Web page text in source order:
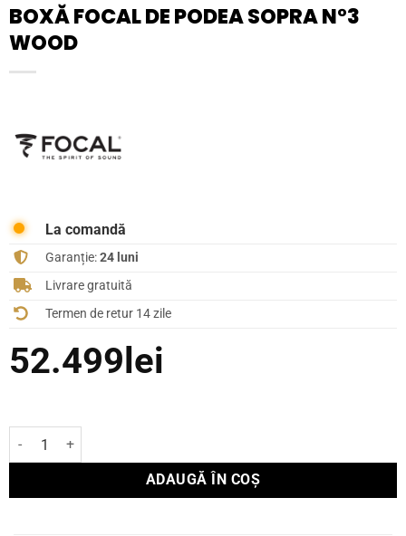
BOXĂ FOCAL DE PODEA SOPRA N°3
WOOD
La comandă
Garanție:24 luni
Livrare gratuită
Termen de retur 14 zile
52.499 lei
Cantitate Boxă Focal de podea SOPRA N°3 WOOD
ADAUGĂ ÎN COȘ